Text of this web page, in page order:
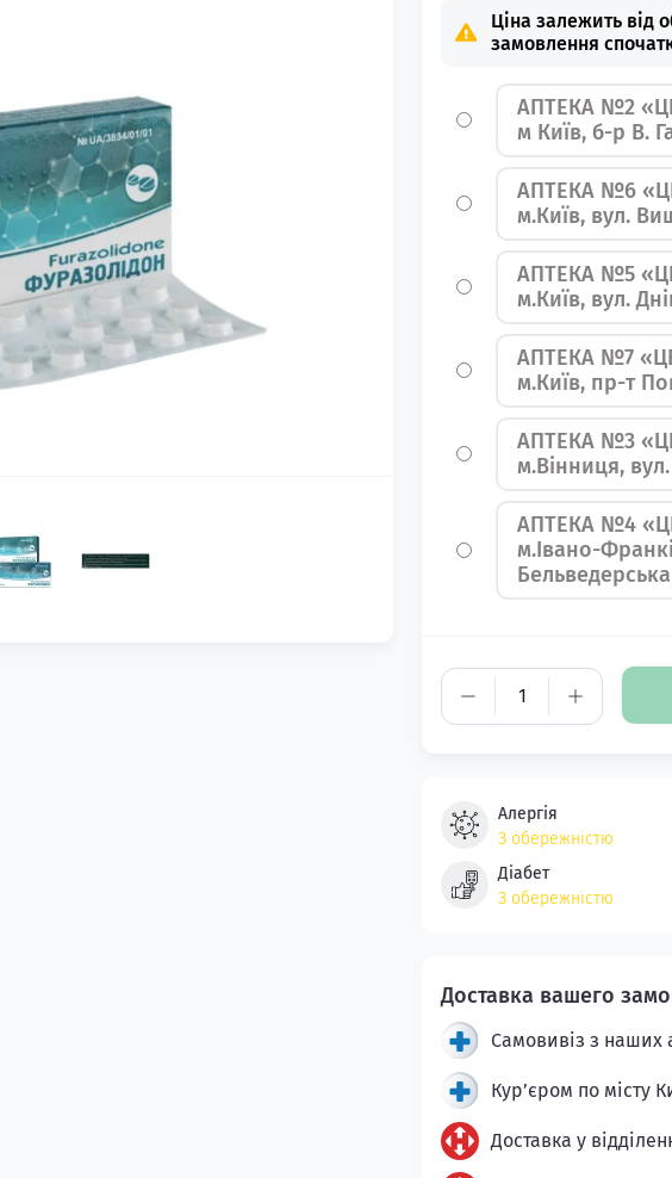
Ціна залежить від
замовлення
АПТЕКА №2
м Київ, б-р В.
АПТЕКА №6
м.Київ, вул.
АПТЕКА №5
м.Київ, вул.
АПТЕКА №7
м.Київ, пр-т
АПТЕКА №3
м.Вінниця,
АПТЕКА №4
м.Івано-
Алергія
З обережністю
Діабет
З обережністю
Самовивіз з наших
Кур’єром по місту
Доставка у